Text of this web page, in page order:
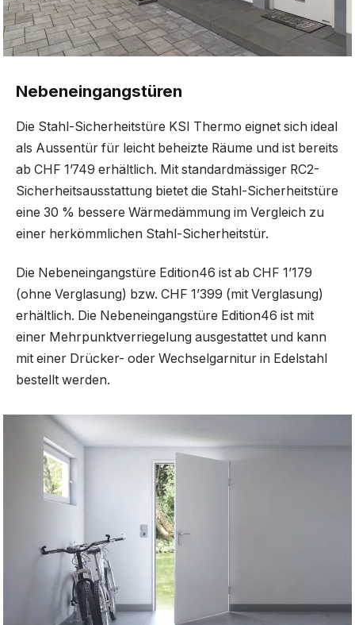
Nebeneingangstüren
Die Stahl-Sicherheitstüre KSI Thermo eignet sich ideal
als Aussentür für leicht beheizte Räume und ist bereits
ab CHF 1’749 erhältlich. Mit standardmässiger RC2-
Sicherheitsausstattung bietet die Stahl-Sicherheitstüre
eine 30 % bessere Wärmedämmung im Vergleich zu
einer herkömmlichen Stahl-Sicherheitstür.
Die Nebeneingangstüre Edition46 ist ab CHF 1’179
(ohne Verglasung) bzw. CHF 1’399 (mit Verglasung)
erhältlich. Die Nebeneingangstüre Edition46 ist mit
einer Mehrpunktverriegelung ausgestattet und kann
mit einer Drücker- oder Wechselgarnitur in Edelstahl
bestellt werden.